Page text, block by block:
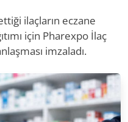
ilaçların eczane
için Pharexpo İlaç
imzaladı.